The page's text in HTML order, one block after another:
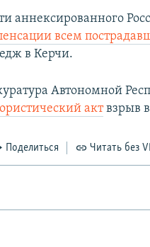
аннексированного
всем
в Керчи.
Автономной
актвзрыв
Поделиться Читать без